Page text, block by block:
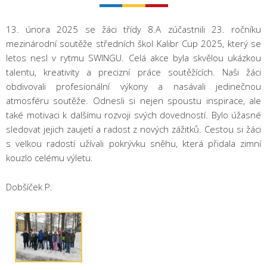
13. února 2025 se žáci třídy 8.A zúčastnili 23. ročníku
mezinárodní soutěže středních škol Kalibr Cup 2025, který se
letos nesl v rytmu SWINGU. Celá akce byla skvělou ukázkou
talentu, kreativity a precizní práce soutěžících. Naši žáci
obdivovali profesionální výkony a nasávali jedinečnou
atmosféru soutěže. Odnesli si nejen spoustu inspirace, ale
také motivaci k dalšímu rozvoji svých dovedností. Bylo úžasné
sledovat jejich zaujetí a radost z nových zážitků. Cestou si žáci
s velkou radostí užívali pokrývku sněhu, která přidala zimní
kouzlo celému výletu.
Dobšíček P.